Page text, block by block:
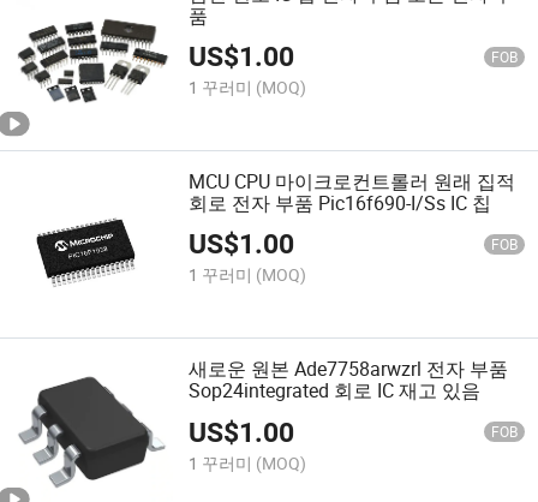
품
US$1.00 FOB
1 꾸러미 (MOQ)
MCU CPU 마이크로컨트롤러 원래 집적
회로 전자 부품 Pic16f690-I/Ss IC 칩
US$1.00 FOB
1 꾸러미 (MOQ)
새로운 원본 Ade7758arwzrl 전자 부품
Sop24integrated 회로 IC 재고 있음
US$1.00 FOB
1 꾸러미 (MOQ)